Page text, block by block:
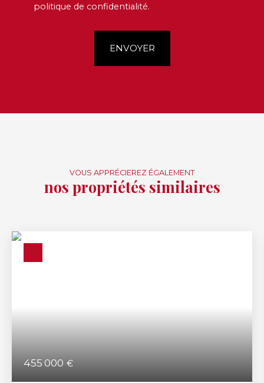
politique de confidentialité.
ENVOYER
VOUS APPRÉCIEREZ ÉGALEMENT
nos propriétés similaires
455 000 €